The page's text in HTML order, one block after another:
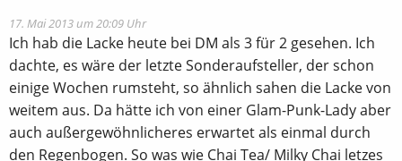
17. Mai 2013 um 20:09 Uhr
Ich hab die Lacke heute bei DM als 3 für 2 gesehen. Ich
dachte, es wäre der letzte Sonderaufsteller, der schon
einige Wochen rumsteht, so ähnlich sahen die Lacke von
weitem aus. Da hätte ich von einer Glam-Punk-Lady aber
auch außergewöhnlicheres erwartet als einmal durch
den Regenbogen. So was wie Chai Tea/ Milky Chai letzes